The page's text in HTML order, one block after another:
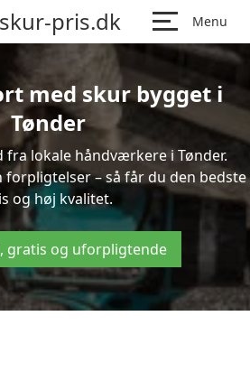
pris.dk Menu
med skur bygget i
Tønder
fra lokale håndværkere i Tønder.
– så får du den bedste
og høj kvalitet.
gratis og uforpligtende